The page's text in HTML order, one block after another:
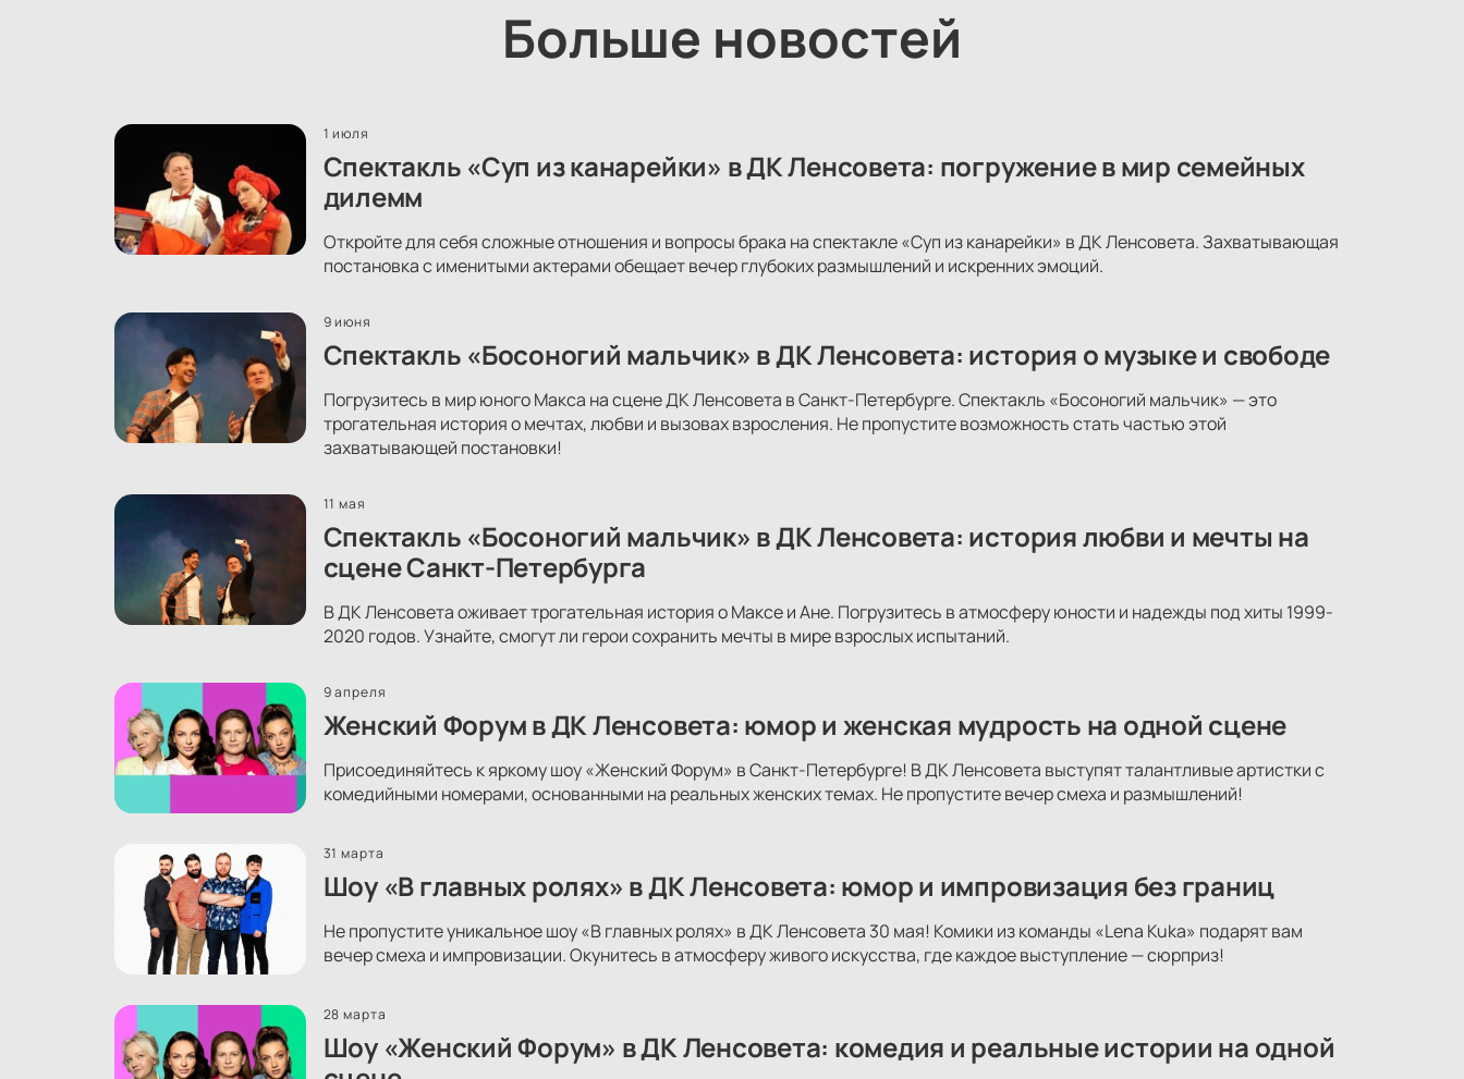
Больше новостей
1 июля
Спектакль «Суп из канарейки» в ДК Ленсовета: погружение в мир семейных
дилемм
Откройте для себя сложные отношения и вопросы брака на спектакле «Суп из канарейки» в ДК Ленсовета. Захватывающая
постановка с именитыми актерами обещает вечер глубоких размышлений и искренних эмоций.
9 июня
Спектакль «Босоногий мальчик» в ДК Ленсовета: история о музыке и свободе
Погрузитесь в мир юного Макса на сцене ДК Ленсовета в Санкт-Петербурге. Спектакль «Босоногий мальчик» — это
трогательная история о мечтах, любви и вызовах взросления. Не пропустите возможность стать частью этой
захватывающей постановки!
11 мая
Спектакль «Босоногий мальчик» в ДК Ленсовета: история любви и мечты на
сцене Санкт-Петербурга
В ДК Ленсовета оживает трогательная история о Максе и Ане. Погрузитесь в атмосферу юности и надежды под хиты 1999-
2020 годов. Узнайте, смогут ли герои сохранить мечты в мире взрослых испытаний.
9 апреля
Женский Форум в ДК Ленсовета: юмор и женская мудрость на одной сцене
Присоединяйтесь к яркому шоу «Женский Форум» в Санкт-Петербурге! В ДК Ленсовета выступят талантливые артистки с
комедийными номерами, основанными на реальных женских темах. Не пропустите вечер смеха и размышлений!
31 марта
Шоу «В главных ролях» в ДК Ленсовета: юмор и импровизация без границ
Не пропустите уникальное шоу «В главных ролях» в ДК Ленсовета 30 мая! Комики из команды «Lena Kuka» подарят вам
вечер смеха и импровизации. Окунитесь в атмосферу живого искусства, где каждое выступление — сюрприз!
28 марта
Шоу «Женский Форум» в ДК Ленсовета: комедия и реальные истории на одной